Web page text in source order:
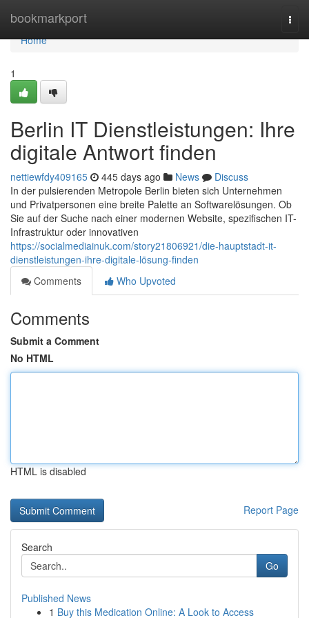
bookmarkport
Home
Home
1
Berlin IT Dienstleistungen: Ihre
digitale Antwort finden
nettiewfdy409165 445 days ago News
Discuss
In der pulsierenden Metropole Berlin bieten sich Unternehmen
und Privatpersonen eine breite Palette an Softwarelösungen. Ob
Sie auf der Suche nach einer modernen Website, spezifischen IT-
Infrastruktur oder innovativen
https://socialmediainuk.com/story21806921/die-hauptstadt-it-
dienstleistungen-ihre-digitale-lösung-finden
Comments
Who Upvoted
Comments
Submit a Comment
No HTML
HTML is disabled
Report Page
Search
Go
Published News
1 Buy this Medication Online: A Look to Access